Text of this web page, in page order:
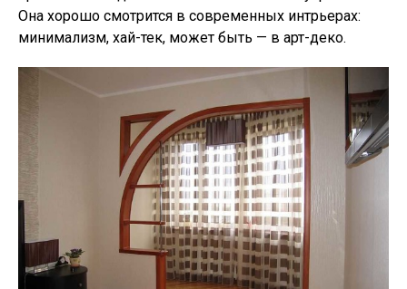
Она хорошо смотрится в современных интрьерах:
минимализм, хай-тек, может быть — в арт-деко.